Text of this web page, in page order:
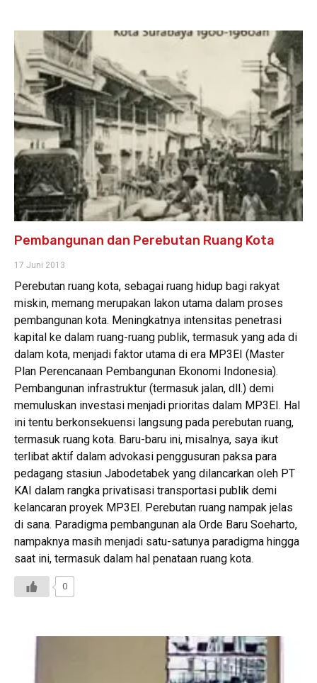
Pembangunan dan Perebutan Ruang Kota
17 Juni 2013
Perebutan ruang kota, sebagai ruang hidup bagi rakyat
miskin, memang merupakan lakon utama dalam proses
pembangunan kota. Meningkatnya intensitas penetrasi
kapital ke dalam ruang-ruang publik, termasuk yang ada di
dalam kota, menjadi faktor utama di era MP3EI (Master
Plan Perencanaan Pembangunan Ekonomi Indonesia).
Pembangunan infrastruktur (termasuk jalan, dll.) demi
memuluskan investasi menjadi prioritas dalam MP3EI. Hal
ini tentu berkonsekuensi langsung pada perebutan ruang,
termasuk ruang kota. Baru-baru ini, misalnya, saya ikut
terlibat aktif dalam advokasi penggusuran paksa para
pedagang stasiun Jabodetabek yang dilancarkan oleh PT
KAI dalam rangka privatisasi transportasi publik demi
kelancaran proyek MP3EI. Perebutan ruang nampak jelas
di sana. Paradigma pembangunan ala Orde Baru Soeharto,
nampaknya masih menjadi satu-satunya paradigma hingga
saat ini, termasuk dalam hal penataan ruang kota.
0